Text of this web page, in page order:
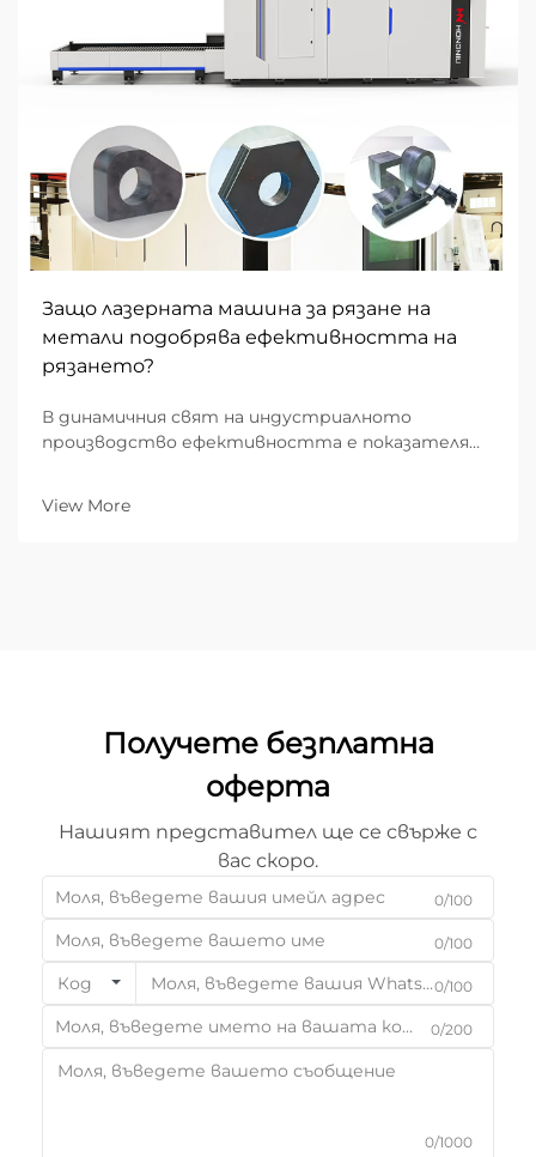
Защо лазерната машина за рязане на
метали подобрява ефективността на
рязането?
В динамичния свят на индустриалното
производство ефективността е показателят,
традиционното механично рязане към
View More
Получете безплатна
оферта
Нашият представител ще се свърже с
вас скоро.
0/100
0/100
Код 0/100
0/200
0/1000